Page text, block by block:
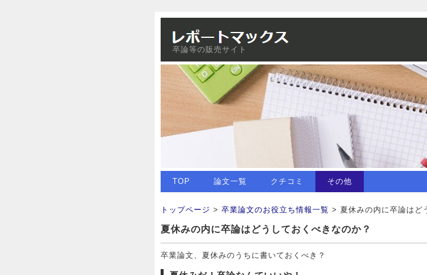
卒論等の販売サイト
TOP 論文一覧 クチコミ その他
トップページ > 卒業論文のお役立ち情報一覧 > 夏休みの内に卒論はど
夏休みの内に卒論はどうしておくべきなのか？
卒業論文、夏休みのうちに書いておくべき？